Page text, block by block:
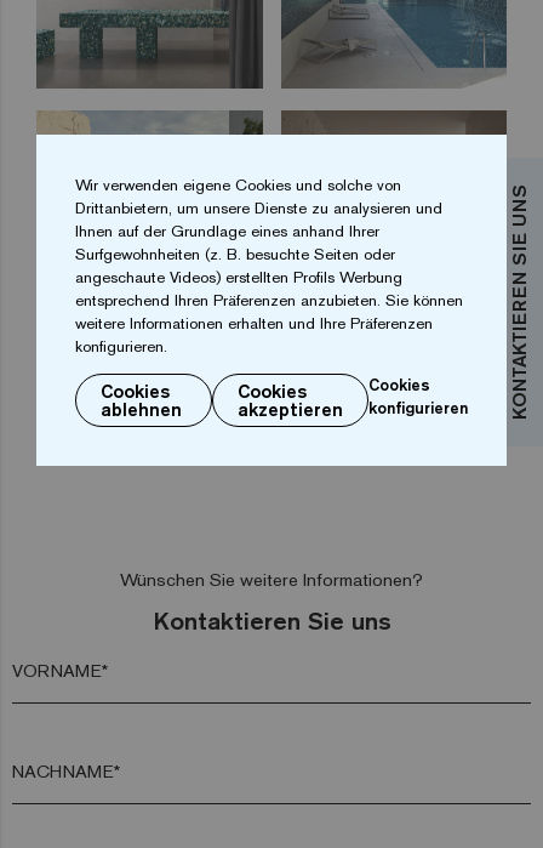
KONTAKTIEREN SIE UNS
1 3 4 63
Wünschen Sie weitere Informationen?
Kontaktieren Sie uns
VORNAME*
NACHNAME*
Wir verwenden eigene Cookies und solche von
Drittanbietern, um unsere Dienste zu analysieren und
Ihnen auf der Grundlage eines anhand Ihrer
Surfgewohnheiten (z. B. besuchte Seiten oder
angeschaute Videos) erstellten Profils Werbung
entsprechend Ihren Präferenzen anzubieten. Sie können
weitere Informationen erhalten und Ihre Präferenzen
konfigurieren.
Cookies
ablehnen
Cookies
akzeptieren
Cookies
konfigurieren